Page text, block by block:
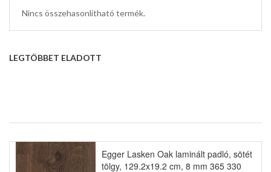
Nincs összehasonlítható termék.
LEGTÖBBET ELADOTT
Egger Lasken Oak laminált padló, sötét
tölgy, 129.2x19.2 cm, 8 mm 365 330